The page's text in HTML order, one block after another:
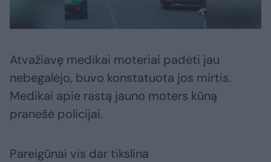
Atvažiavę medikai moteriai padėti jau
nebegalėjo, buvo konstatuota jos mirtis.
Medikai apie rastą jauno moters kūną
pranešė policijai.
Pareigūnai vis dar tikslina